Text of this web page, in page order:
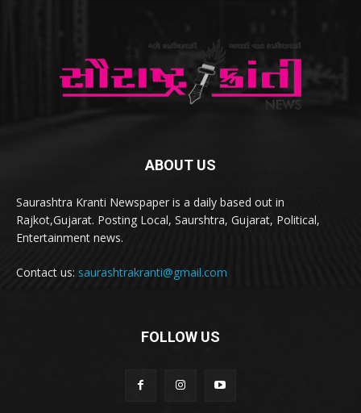
ABOUT US
Saurashtra Kranti Newspaper is a daily based out in
Rajkot,Gujarat. Posting Local, Saurshtra, Gujarat, Political,
Entertainment news.
Contact us: saurashtrakranti@gmail.com
FOLLOW US